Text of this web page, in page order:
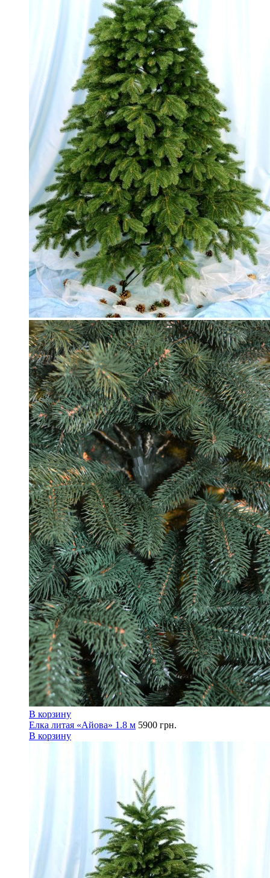
В корзину
Елка литая «Айова» 1.8 м 5900 грн.
В корзину